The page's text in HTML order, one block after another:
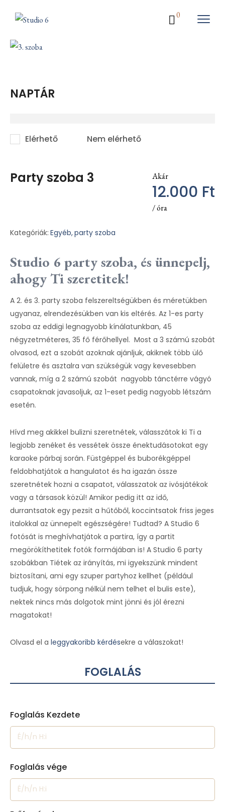
0
NAPTÁR
Elérhető Nem elérhető
Party szoba 3 Akár
12.000 Ft
/ óra
Kategóriák: Egyéb,party szoba
Studio 6 party szoba, és ünnepelj,
ahogy Ti szeretitek!
A 2. és 3. party szoba felszereltségükben és méretükben
ugyanaz, elrendezésükben van kis eltérés. Az 1-es party
szoba az eddigi legnagyobb kínálatunkban, 45
négyzetméteres, 35 fő férőhellyel. Most a 3 számú szobát
olvasod, ezt a szobát azoknak ajánljuk, akiknek több ülő
felületre és asztalra van szükségük vagy kevesebben
vannak, míg a 2 számú szobát nagyobb tánctérre vágyó
csapatoknak javasoljuk, az 1-eset pedig nagyobb létszám
esetén.
Hívd meg akikkel bulizni szeretnétek, válasszátok ki Ti a
legjobb zenéket és vessétek össze énektudásotokat egy
karaoke párbaj során. Füstgéppel és buborékgéppel
feldobhatjátok a hangulatot és ha igazán össze
szeretnétek hozni a csapatot, válasszatok az ivósjátékok
vagy a társasok közül! Amikor pedig itt az idő,
durrantsatok egy pezsit a hűtőből, koccintsatok friss jeges
italokkal az ünnepelt egészségére! Tudtad? A Studio 6
fotósát is meghívhatjátok a partira, így a partit
megörökíthetitek fotók formájában is! A Studio 6 party
szobákban Tiétek az irányítás, mi igyekszünk mindent
biztosítani, ami egy szuper partyhoz kellhet (például
tudjuk, hogy sörpong nélkül nem telhet el bulis este),
nektek nincs más dolgotok mint jönni és jól érezni
magatokat!
Olvasd el a leggyakoribb kérdésekre a válaszokat!
FOGLALÁS
Foglalás Kezdete
Foglalás vége